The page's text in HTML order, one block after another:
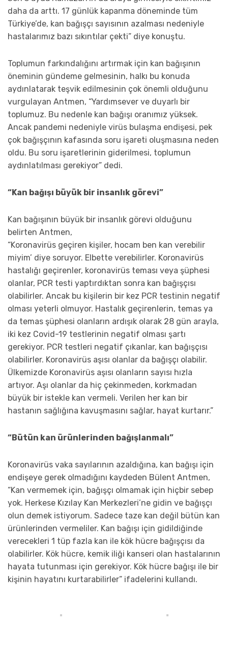
daha da arttı. 17 günlük kapanma döneminde tüm
Türkiye’de, kan bağışçı sayısının azalması nedeniyle
hastalarımız bazı sıkıntılar çekti” diye konuştu.
Toplumun farkındalığını artırmak için kan bağışının
öneminin gündeme gelmesinin, halkı bu konuda
aydınlatarak teşvik edilmesinin çok önemli olduğunu
vurgulayan Antmen, “Yardımsever ve duyarlı bir
toplumuz. Bu nedenle kan bağışı oranımız yüksek.
Ancak pandemi nedeniyle virüs bulaşma endişesi, pek
çok bağışçının kafasında soru işareti oluşmasına neden
oldu. Bu soru işaretlerinin giderilmesi, toplumun
aydınlatılması gerekiyor” dedi.
“Kan bağışı büyük bir insanlık görevi”
Kan bağışının büyük bir insanlık görevi olduğunu
belirten Antmen,
“Koronavirüs geçiren kişiler, hocam ben kan verebilir
miyim’ diye soruyor. Elbette verebilirler. Koronavirüs
hastalığı geçirenler, koronavirüs teması veya şüphesi
olanlar, PCR testi yaptırdıktan sonra kan bağışçısı
olabilirler. Ancak bu kişilerin bir kez PCR testinin negatif
olması yeterli olmuyor. Hastalık geçirenlerin, temas ya
da temas şüphesi olanların ardışık olarak 28 gün arayla,
iki kez Covid-19 testlerinin negatif olması şartı
gerekiyor. PCR testleri negatif çıkanlar, kan bağışçısı
olabilirler. Koronavirüs aşısı olanlar da bağışçı olabilir.
Ülkemizde Koronavirüs aşısı olanların sayısı hızla
artıyor. Aşı olanlar da hiç çekinmeden, korkmadan
büyük bir istekle kan vermeli. Verilen her kan bir
hastanın sağlığına kavuşmasını sağlar, hayat kurtarır.”
“Bütün kan ürünlerinden bağışlanmalı”
Koronavirüs vaka sayılarının azaldığına, kan bağışı için
endişeye gerek olmadığını kaydeden Bülent Antmen,
“Kan vermemek için, bağışçı olmamak için hiçbir sebep
yok. Herkese Kızılay Kan Merkezleri’ne gidin ve bağışçı
olun demek istiyorum. Sadece taze kan değil bütün kan
ürünlerinden vermeliler. Kan bağışı için gidildiğinde
verecekleri 1 tüp fazla kan ile kök hücre bağışçısı da
olabilirler. Kök hücre, kemik iliği kanseri olan hastalarının
hayata tutunması için gerekiyor. Kök hücre bağışı ile bir
kişinin hayatını kurtarabilirler” ifadelerini kullandı.